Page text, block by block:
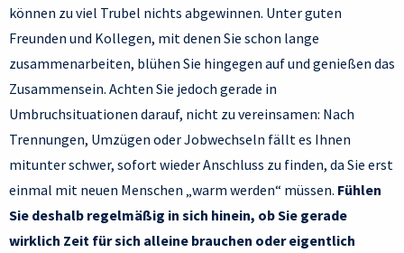
können zu viel Trubel nichts abgewinnen. Unter guten
Freunden und Kollegen, mit denen Sie schon lange
zusammenarbeiten, blühen Sie hingegen auf und genießen das
Zusammensein. Achten Sie jedoch gerade in
Umbruchsituationen darauf, nicht zu vereinsamen: Nach
Trennungen, Umzügen oder Jobwechseln fällt es Ihnen
mitunter schwer, sofort wieder Anschluss zu finden, da Sie erst
einmal mit neuen Menschen „warm werden“ müssen. Fühlen
Sie deshalb regelmäßig in sich hinein, ob Sie gerade
wirklich Zeit für sich alleine brauchen oder eigentlich